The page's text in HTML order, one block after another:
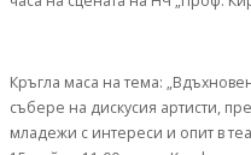
Кръгла маса на тема:
събере на дискусия артисти,
младежи с интереси и опит в